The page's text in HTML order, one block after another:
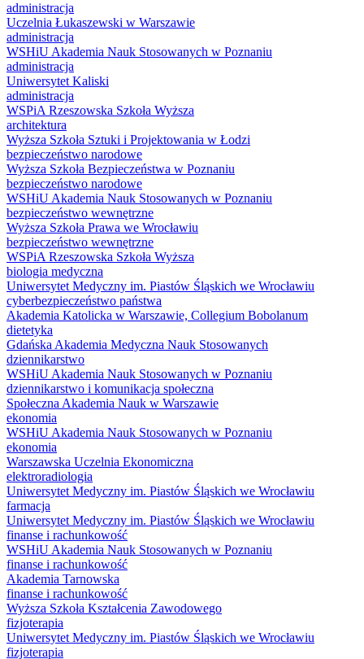
administracja
Uczelnia Łukaszewski w Warszawie
administracja
WSHiU Akademia Nauk Stosowanych w Poznaniu
administracja
Uniwersytet Kaliski
administracja
WSPiA Rzeszowska Szkoła Wyższa
architektura
Wyższa Szkoła Sztuki i Projektowania w Łodzi
bezpieczeństwo narodowe
Wyższa Szkoła Bezpieczeństwa w Poznaniu
bezpieczeństwo narodowe
WSHiU Akademia Nauk Stosowanych w Poznaniu
bezpieczeństwo wewnętrzne
Wyższa Szkoła Prawa we Wrocławiu
bezpieczeństwo wewnętrzne
WSPiA Rzeszowska Szkoła Wyższa
biologia medyczna
Uniwersytet Medyczny im. Piastów Śląskich we Wrocławiu
cyberbezpieczeństwo państwa
Akademia Katolicka w Warszawie, Collegium Bobolanum
dietetyka
Gdańska Akademia Medyczna Nauk Stosowanych
dziennikarstwo
WSHiU Akademia Nauk Stosowanych w Poznaniu
dziennikarstwo i komunikacja społeczna
Społeczna Akademia Nauk w Warszawie
ekonomia
WSHiU Akademia Nauk Stosowanych w Poznaniu
ekonomia
Warszawska Uczelnia Ekonomiczna
elektroradiologia
Uniwersytet Medyczny im. Piastów Śląskich we Wrocławiu
farmacja
Uniwersytet Medyczny im. Piastów Śląskich we Wrocławiu
finanse i rachunkowość
WSHiU Akademia Nauk Stosowanych w Poznaniu
finanse i rachunkowość
Akademia Tarnowska
finanse i rachunkowość
Wyższa Szkoła Kształcenia Zawodowego
fizjoterapia
Uniwersytet Medyczny im. Piastów Śląskich we Wrocławiu
fizjoterapia